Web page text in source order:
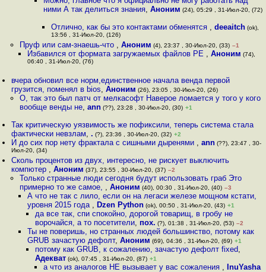
ними А так делиться знания, Аноним (24), 05:29 , 31-Июл-20, (72)
Отлично, как бы это контактами обменятся , deeaitch(ok),
13:56 , 31-Июл-20, (126)
Пруф или сам-знаешь-что , Аноним (4), 23:37 , 30-Июл-20, (33) –1
Избавился от формата загружаемых файлов PE , Аноним (74),
06:40 , 31-Июл-20, (76)
вчера обновил все норм,единственное начала венда первой
грузится, поменял в bios,Аноним (26), 23:05 , 30-Июл-20, (26)
О, так это был патч от мелкасофт Наверое ломается у того у кого
вообще венды не, ann(??), 23:28 , 30-Июл-20, (30) +1
Так критическую уязвимость же пофиксили, теперь система стала
фактически невзлам,. (?), 23:36 , 30-Июл-20, (32) +2
И до сих пор нету фрактала с сишными дыренями ,ann (??), 23:47 , 30-
Июл-20, (34)
Сколь процентов из двух, интересно, не рискует выключить
компютер ,Аноним (37), 23:55 , 30-Июл-20, (37) –2
Только странные люди сегодня будут использовать граб Это
примерно то же самое, , Аноним (40), 00:30 , 31-Июл-20, (40) –3
А что не так с лило, если он на легаси железе мощном кстати,
уровня 2015 года , Dzen Python(ok), 00:50 , 31-Июл-20, (43) +1
да все так, спи спокойно, дорогой товарищ, в гробу не
ворочайся, а то посетители, пох. (?), 01:38 , 31-Июл-20, (53) –2
Ты не поверишь, но странных людей большинство, потому как
GRUB зачастую дефолт, Аноним (69), 04:36 , 31-Июл-20, (69) +1
потому как GRUB, к сожалению, зачастую дефолт fixed,
Адекват (ok), 07:45 , 31-Июл-20, (87) +1
а что из аналогов НЕ вызывает у вас сожаления , InuYasha